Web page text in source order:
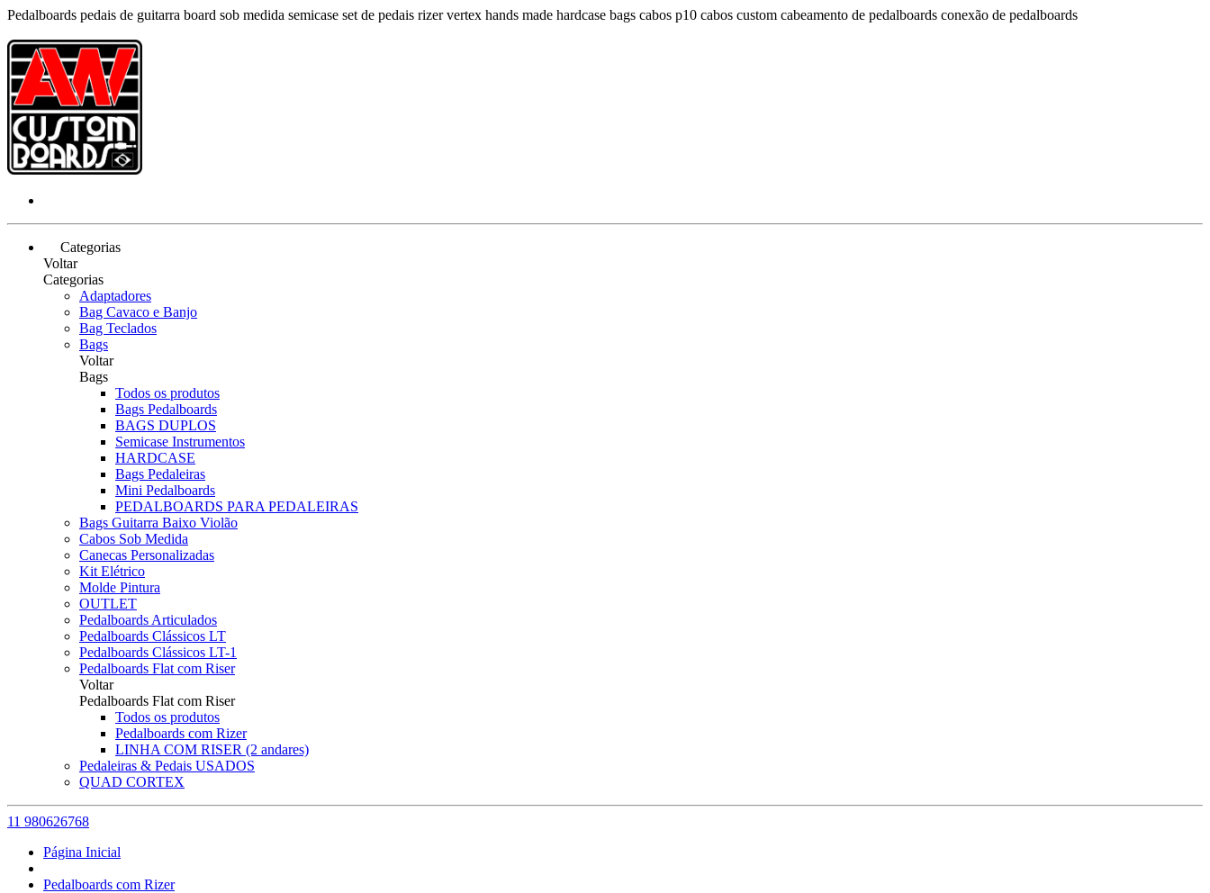
Pedalboards pedais de guitarra board sob medida semicase set de pedais rizer vertex hands made hardcase bags cabos p10 cabos custom cabeamento de pedalboards conexão de pedalboards
Categorias
Voltar
Categorias
Adaptadores
Bag Cavaco e Banjo
Bag Teclados
Bags
Voltar
Bags
Todos os produtos
Bags Pedalboards
BAGS DUPLOS
Semicase Instrumentos
HARDCASE
Bags Pedaleiras
Mini Pedalboards
PEDALBOARDS PARA PEDALEIRAS
Bags Guitarra Baixo Violão
Cabos Sob Medida
Canecas Personalizadas
Kit Elétrico
Molde Pintura
OUTLET
Pedalboards Articulados
Pedalboards Clássicos LT
Pedalboards Clássicos LT-1
Pedalboards Flat com Riser
Voltar
Pedalboards Flat com Riser
Todos os produtos
Pedalboards com Rizer
LINHA COM RISER (2 andares)
Pedaleiras & Pedais USADOS
QUAD CORTEX
11 980626768
Página Inicial
Pedalboards com Rizer